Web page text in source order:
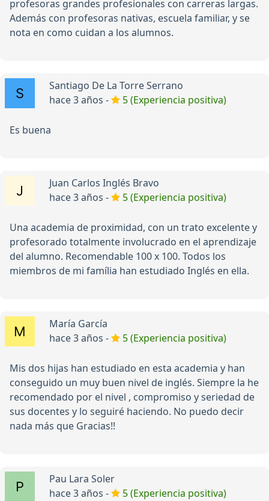
profesoras grandes profesionales con carreras largas.
Además con profesoras nativas, escuela familiar, y se
nota en como cuidan a los alumnos.
Santiago De La Torre Serrano
hace 3 años -
5 (Experiencia positiva)
Es buena
Juan Carlos Inglés Bravo
hace 3 años -
5 (Experiencia positiva)
Una academia de proximidad, con un trato excelente y
profesorado totalmente involucrado en el aprendizaje
del alumno. Recomendable 100 x 100. Todos los
miembros de mi família han estudiado Inglés en ella.
María García
hace 3 años -
5 (Experiencia positiva)
Mis dos hijas han estudiado en esta academia y han
conseguido un muy buen nivel de inglés. Siempre la he
recomendado por el nivel , compromiso y seriedad de
sus docentes y lo seguiré haciendo. No puedo decir
nada más que Gracias!!
Pau Lara Soler
hace 3 años -
5 (Experiencia positiva)